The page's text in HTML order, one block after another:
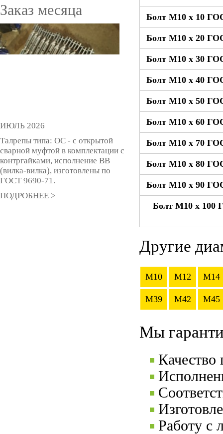
Болт М10 x 10
Болт М10 x 20
Болт М10 x 30
Болт М10 x 40
Болт М10 x 50
Болт М10 x 60
Болт М10 x 70
Болт М10 x 80
Болт М10 x 90
Болт М10 x 100
Другие
M10 M12 M14
M39 M42 M45
Мы
Качество
Работу с
Заказ месяца
ИЮЛЬ 2026
Талрепы типа: ОС - с открытой
сварной муфтой в комплектации с
контргайками, исполнение ВВ
(вилка-вилка), изготовлены по
ГОСТ 9690-71.
ПОДРОБНЕЕ >